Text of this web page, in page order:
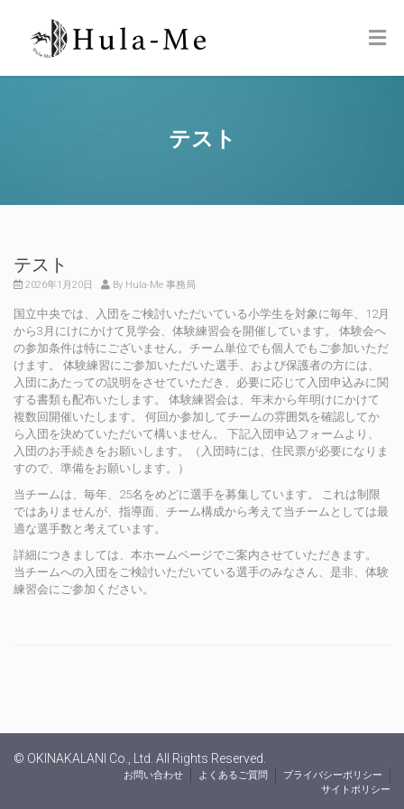
テスト
テスト
2026年1月20日 By Hula-Me 事務局
国立中央では、入団をご検討いただいている小学生を対象に毎年、12月
から3月にけにかけて見学会、体験練習会を開催しています。 体験会へ
の参加条件は特にございません。チーム単位でも個人でもご参加いただ
けます。 体験練習にご参加いただいた選手、および保護者の方には、
入団にあたっての説明をさせていただき、必要に応じて入団申込みに関
する書類も配布いたします。 体験練習会は、年末から年明けにかけて
複数回開催いたします。 何回か参加してチームの雰囲気を確認してか
ら入団を決めていただいて構いません。 下記入団申込フォームより、
入団のお手続きをお願いします。（入団時には、住民票が必要になりま
すので、準備をお願いします。）
当チームは、毎年、25名をめどに選手を募集しています。 これは制限
ではありませんが、指導面、チーム構成から考えて当チームとしては最
適な選手数と考えています。
詳細につきましては、本ホームページでご案内させていただきます。
当チームへの入団をご検討いただいている選手のみなさん、是非、体験
練習会にご参加ください。
© OKINAKALANI Co., Ltd. All Rights Reserved.
お問い合わせ よくあるご質問
プライバシーポリシー
サイトポリシー